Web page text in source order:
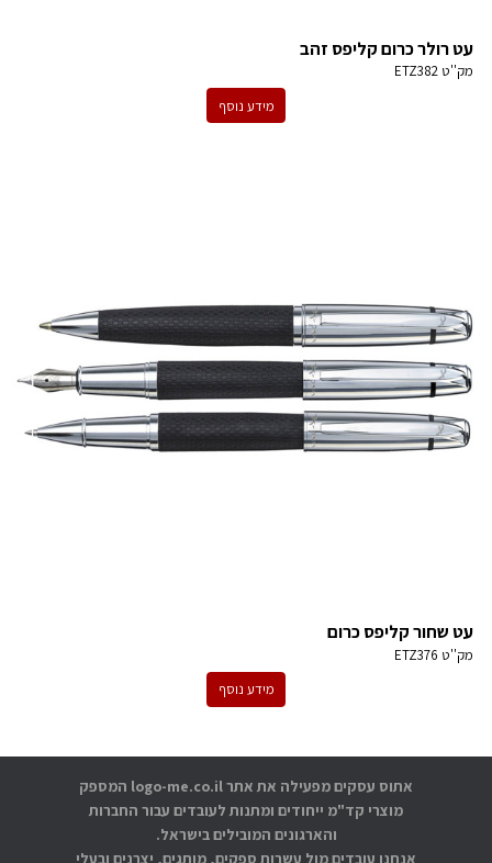
עט רולר כרום קליפס זהב
מק''טETZ382
מידע נוסף
עט שחור קליפס כרום
מק''ט ETZ376
מידע נוסף
אתוס עסקים מפעילה את אתר logo-me.co.il המספק
מוצרי קד"מ ייחודים ומתנות לעובדים עבור החברות
והארגונים המובילים בישראל.
אנחנו עובדים מול עשרות ספקים, מותגים, יצרנים ובעלי